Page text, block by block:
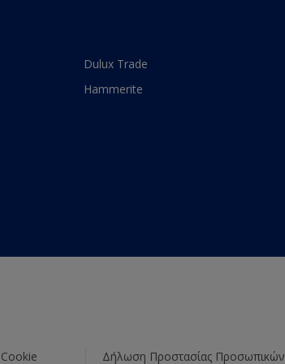
Dulux Trade
Hammerite
Cookie Δήλωση Προστασίας Προσωπικών